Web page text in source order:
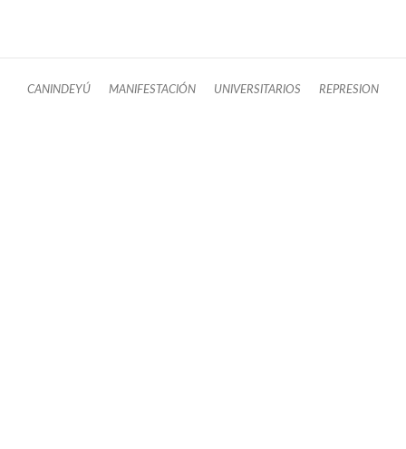
CANINDEYÚ MANIFESTACIÓN UNIVERSITARIOS REPRESION